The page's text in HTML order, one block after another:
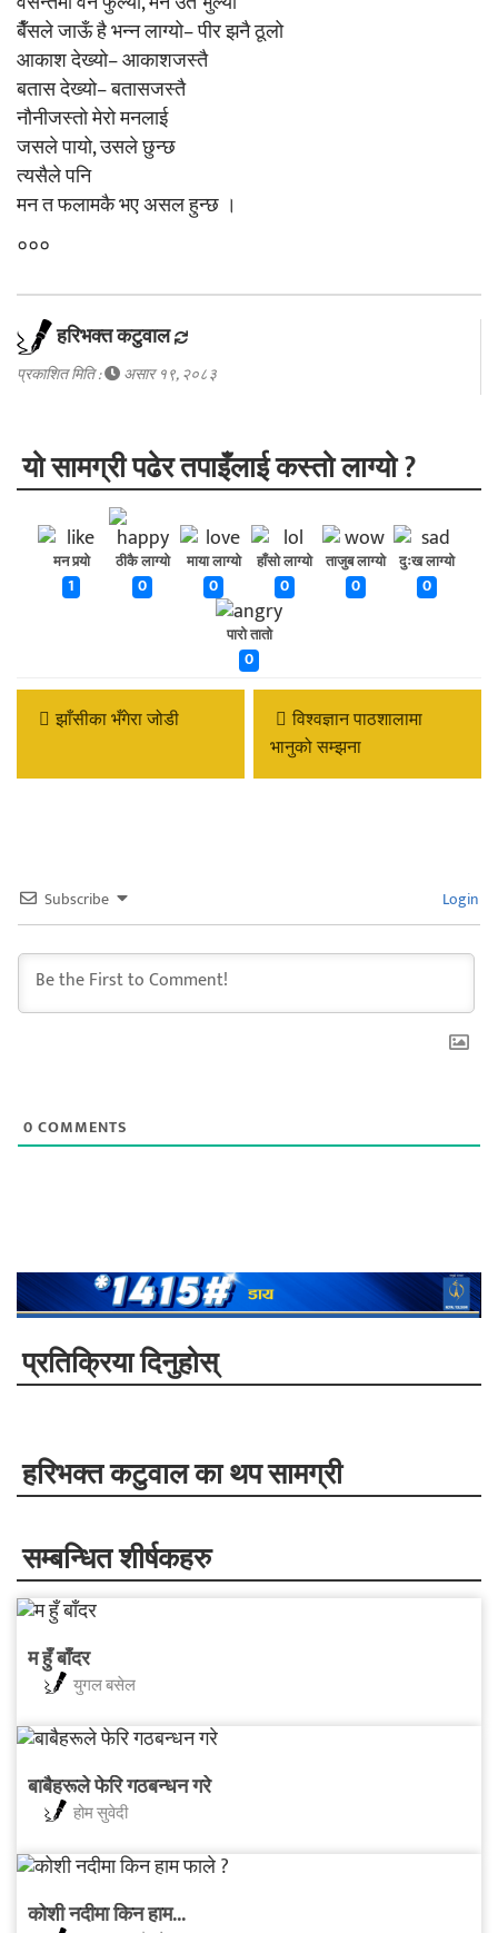
बैँसले जाऊँ है भन्न लाग्यो– पीर झनै ठूलो
आकाश देख्यो– आकाशजस्तै
बतास देख्यो– बतासजस्तै
नौनीजस्तो मेरो मनलाई
जसले पायो, उसले छुन्छ
त्यसैले पनि
मन त फलामकै भए असल हुन्छ ।
०००
हरिभक्त कटुवाल
प्रकाशित मिति : असार १९, २०८३
यो सामग्री पढेर तपाइँलाई कस्तो लाग्यो ?
मन पर्‍यो
1
ठीकै लाग्यो
0
माया लाग्यो
0
हाँसो लाग्यो
0
ताजुब लाग्यो
0
दुःख लाग्यो
0
पारो तातो
0
झाँसीका भँगेरा जोडी
विश्वज्ञान पाठशालामा
भानुको सम्झना
Subscribe Login
0 COMMENTS
प्रतिक्रिया दिनुहोस्
हरिभक्त कटुवाल का थप सामग्री
सम्बन्धित शीर्षकहरु
म हुँ बाँदर
युगल बसेल
बाबैहरूले फेरि गठबन्धन गरे
होम सुवेदी
कोशी नदीमा किन हाम...